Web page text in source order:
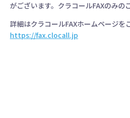
がございます。クラコールFAXのみの
詳細はクラコールFAXホームページを
https://fax.clocall.jp